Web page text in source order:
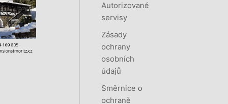
Autorizované
servisy
Zásady
ochrany
osobních
údajů
Směrnice o
ochraně